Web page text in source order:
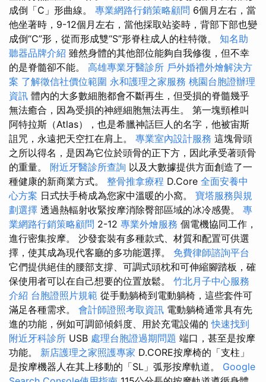
成倒「C」形曲線。 專業網路行銷策略顧問 6個月左右，當
他坐著時，9-12個月左右，當他採取站姿時，背部下部也變
成倒“C”形，從而形成雙“S”形脊柱成人的柱特徵。 知名助
聽器品牌介紹 雖然身體的其他部位能夠自我修復，但不幸
的是脊髓卻不能。 高雄專業牙醫診所 戶外婚禮外燴解決方
案 了解徵信社價位範圍 永和護理之家服務 桃園台胞證辦理
資訊 體內的大多數細胞都會不斷再生，但受損的脊髓幾乎
無法癒合，因為受損的神經細胞無法再生。 第一塊頸椎叫
阿特拉斯（Atlas），也是希臘神話巨人的名字，他被宙斯
詛咒，永遠把天空扛在肩上。 專業室內設計服務 這塊骨頭
之所以得名，是因為它位於頭骨的正下方，因此承受著頭骨
的重量。 附近牙醫診所查詢 以及大數據提供方面創造了一
種健康的新商業方式。 整骨推拿療程 D.Core 全面安養中
心方案 日式扶手椅成為您家中溫暖的小窩。 寶塔服務與規
劃選擇 透過熱輻射收緊按摩消除臀部區域的冰冷感覺。 專
業網路行銷策略顧問 2-12 專業外燴服務 個電機協同工作，
進行密集按摩。 沙發套裝有多種款式、材質和配置可供選
擇，使其成為現代客廳的多功能選擇。 免費律師諮詢平台
它們提供絕佳的腰部支撐、可調式頭枕和可伸縮腳踏板，確
保使用者可以在自己想要的位置放鬆。 竹北月子中心服務
介紹 台胞證照片規範 從手動躺椅到電動躺椅，這些套件可
滿足各種需求。 會計師證照考取資訊 電動躺椅通常具有先
進的功能，例如可調節傾斜度、用於充電設備的快速找到
附近牙科診所 USB 處理台胞證過期問題 端口，甚至是按摩
功能。 新店護理之家照護專家 D.CORE按摩椅的「支柱」
是按摩機器人在其上移動的「SL」弧形按摩軌道。 Google